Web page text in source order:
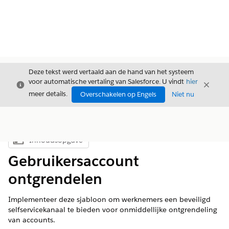
Sluiten
Deze tekst werd vertaald aan de hand van het systeem
voor automatische vertaling van Salesforce. U vindt hier
meer details.
Overschakelen op Engels Niet nu
Sluiten
Inhoudsopgave weergeven
Inhoudsopgave
Gebruikersaccount
ontgrendelen
Implementeer deze sjabloon om werknemers een beveiligd
selfservicekanaal te bieden voor onmiddellijke ontgrendeling
van accounts.